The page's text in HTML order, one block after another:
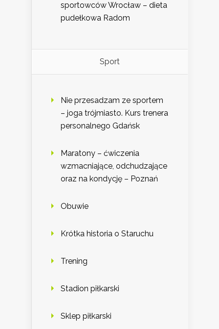
sportowców Wrocław – dieta
pudełkowa Radom
Sport
Nie przesadzam ze sportem
– joga trójmiasto. Kurs trenera
personalnego Gdańsk
Maratony – ćwiczenia
wzmacniające, odchudzające
oraz na kondycję – Poznań
Obuwie
Krótka historia o Staruchu
Trening
Stadion piłkarski
Sklep piłkarski